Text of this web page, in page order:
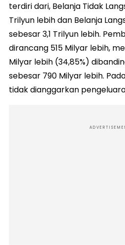
terdiri dari, Belanja Tidak
Trilyun lebih dan Belanja
sebesar 3,1 Trilyun lebih.
dirancang 515 Milyar lebih,
Milyar lebih (34,85%)
sebesar 790 Milyar lebih.
tidak dianggarkan